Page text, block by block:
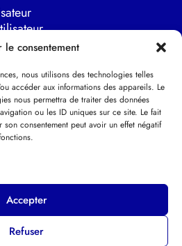
le consentement
nous utilisons des technologies telles
accéder aux informations des appareils. Le
nous permettra de traiter des données
ou les ID uniques sur ce site. Le fait
consentement peut avoir un effet négatif
Accepter
Refuser